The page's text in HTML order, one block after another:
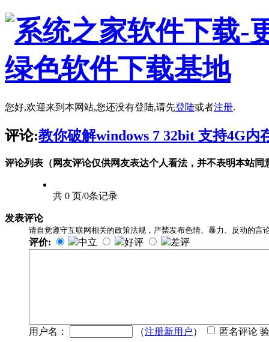
您好,欢迎来到本网站,您还没有登陆,请先登陆或者注册.
评论:教你破解windows 7 32bit 支持4G内
评论列表（网友评论仅供网友表达个人看法，并不表明本站同
共 0 页/0条记录
发表评论
请自觉遵守互联网相关的政策法规，严禁发布色情、暴力、反动的言
评价: 中立 好评 差评
用户名： （注册新用户） 匿名评论